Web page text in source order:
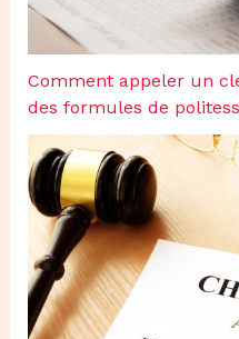
Comment appeler un
des formules de